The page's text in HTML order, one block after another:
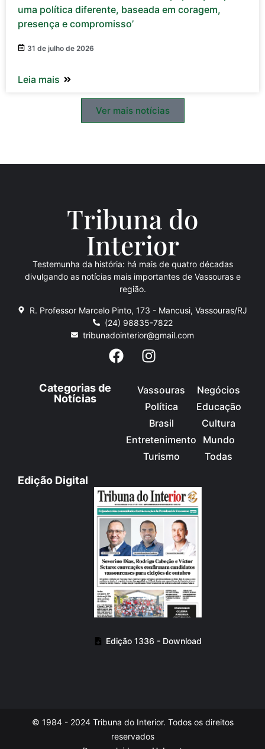
uma política diferente, baseada em coragem,
presença e compromisso’
31 de julho de 2026
Leia mais
Ver mais notícias
Tribuna do
Interior
Testemunha da história: há mais de quatro décadas
divulgando as notícias mais importantes de Vassouras e
região.
R. Professor Marcelo Pinto, 173 - Mancusi, Vassouras/RJ
(24) 98835-7822
tribunadointerior@gmail.com
Categorias de
Notícias
Vassouras
Política
Brasil
Entretenimento
Turismo
Negócios
Educação
Cultura
Mundo
Todas
Edição Digital
Edição 1336 - Download
© 1984 - 2024 Tribuna do Interior. Todos os direitos
reservados